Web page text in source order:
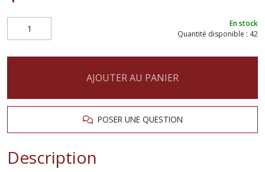
En stock
Quantité disponible : 42
AJOUTER AU PANIER
POSER UNE QUESTION
Description